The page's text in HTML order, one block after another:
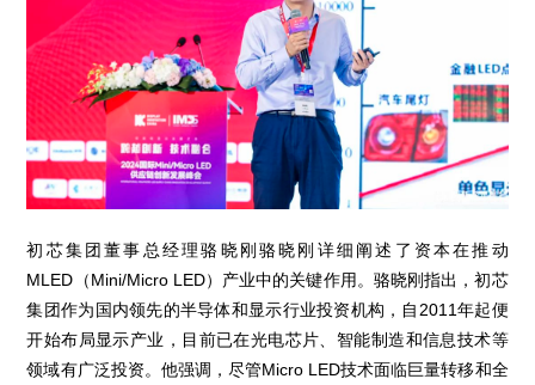
初芯集团董事总经理骆晓刚骆晓刚详细阐述了资本在推动
MLED（Mini/Micro LED）产业中的关键作用。骆晓刚指出，初芯
集团作为国内领先的半导体和显示行业投资机构，自2011年起便
开始布局显示产业，目前已在光电芯片、智能制造和信息技术等
领域有广泛投资。他强调，尽管Micro LED技术面临巨量转移和全